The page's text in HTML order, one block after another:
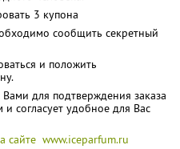
3 купона
сообщить секретный
и положить
для подтверждения заказа
согласует удобное для Вас
сайте www.iceparfum.ru